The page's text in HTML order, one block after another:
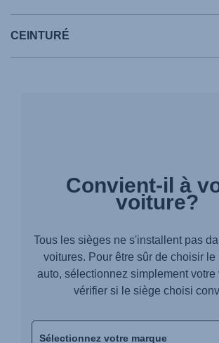
CEINTURÉ
Convient-il à
voiture?
Tous les sièges ne s'installent pas
voitures. Pour être sûr de choisir le
auto, sélectionnez simplement votre
vérifier si le siège choisi